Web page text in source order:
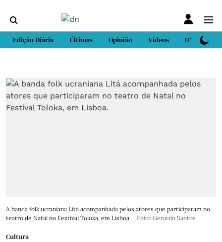
Edição Diária Últimas Opinião Vídeos DN Sport
A banda folk ucraniana Litá acompanhada pelos atores que participaram no
teatro de Natal no Festival Toloka, em Lisboa.
Foto: Gerardo Santos
Cultura